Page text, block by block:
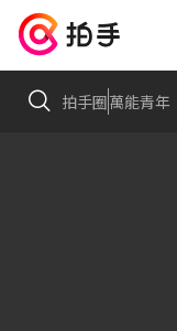
拍手圈萬能青年